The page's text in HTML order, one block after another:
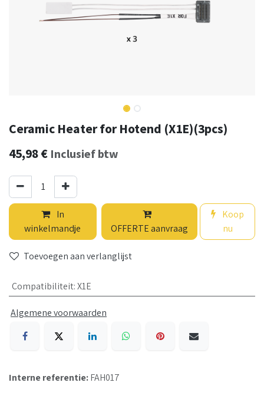
Ceramic Heater for Hotend (X1E)(3pcs)
45,98€ Inclusief btw
In
winkelmandje
OFFERTE aanvraag
Koop
nu
Toevoegen aan verlanglijst
Compatibiliteit:X1E
Algemene voorwaarden
Interne referentie:FAH017